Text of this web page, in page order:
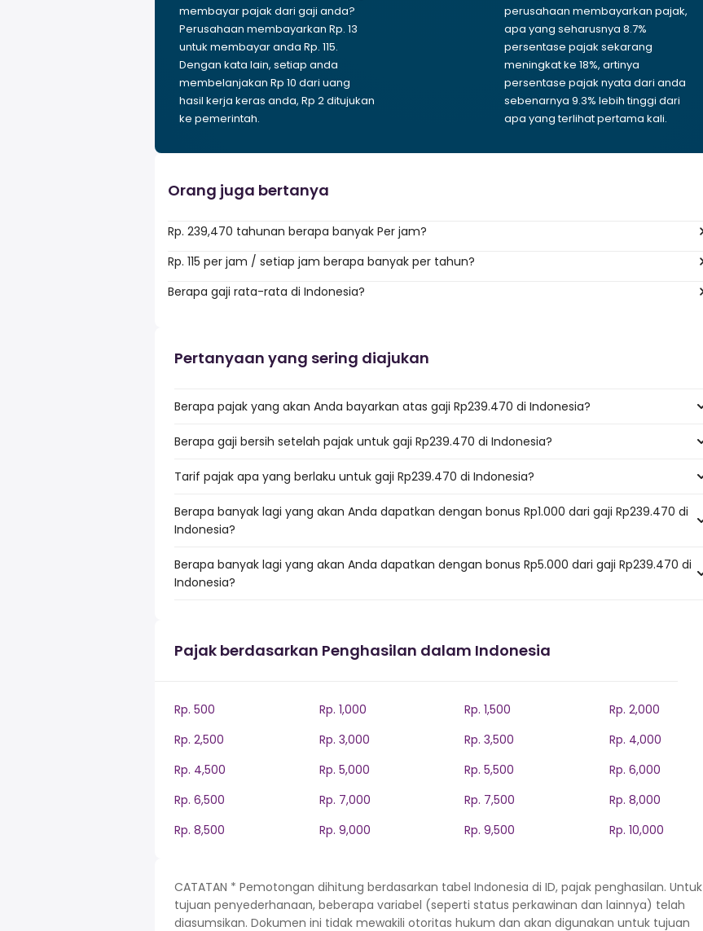
membayar pajak dari gaji anda?
Perusahaan membayarkan Rp. 13
untuk membayar anda Rp. 115.
Dengan kata lain, setiap anda
membelanjakan Rp 10 dari uang
hasil kerja keras anda, Rp 2 ditujukan
ke pemerintah.
perusahaan membayarkan pajak,
apa yang seharusnya 8.7%
persentase pajak sekarang
meningkat ke 18%, artinya
persentase pajak nyata dari anda
sebenarnya 9.3% lebih tinggi dari
apa yang terlihat pertama kali.
Orang juga bertanya
Rp. 239,470 tahunan berapa banyak Per jam?
Rp. 115 per jam / setiap jam berapa banyak per tahun?
Berapa gaji rata-rata di Indonesia?
Pertanyaan yang sering diajukan
Berapa pajak yang akan Anda bayarkan atas gaji Rp239.470 di Indonesia?
Berapa gaji bersih setelah pajak untuk gaji Rp239.470 di Indonesia?
Tarif pajak apa yang berlaku untuk gaji Rp239.470 di Indonesia?
Berapa banyak lagi yang akan Anda dapatkan dengan bonus Rp1.000 dari gaji Rp239.470 di
Indonesia?
Berapa banyak lagi yang akan Anda dapatkan dengan bonus Rp5.000 dari gaji Rp239.470 di
Indonesia?
Pajak berdasarkan Penghasilan dalam Indonesia
Rp. 500 Rp. 1,000 Rp. 1,500
Rp. 2,000
Rp. 2,500
Rp. 3,000 Rp. 3,500
Rp. 4,000
Rp. 4,500
Rp. 5,000 Rp. 5,500
Rp. 6,000
Rp. 6,500
Rp. 7,000 Rp. 7,500
Rp. 8,000
Rp. 8,500
Rp. 9,000 Rp. 9,500 Rp. 10,000
CATATAN * Pemotongan dihitung berdasarkan tabel Indonesia di ID, pajak penghasilan. Untuk
tujuan penyederhanaan, beberapa variabel (seperti status perkawinan dan lainnya) telah
diasumsikan. Dokumen ini tidak mewakili otoritas hukum dan akan digunakan untuk tujuan